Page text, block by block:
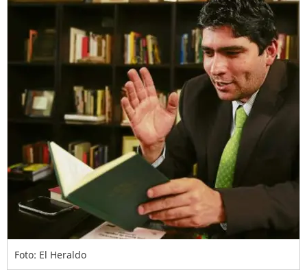
Foto: El Heraldo